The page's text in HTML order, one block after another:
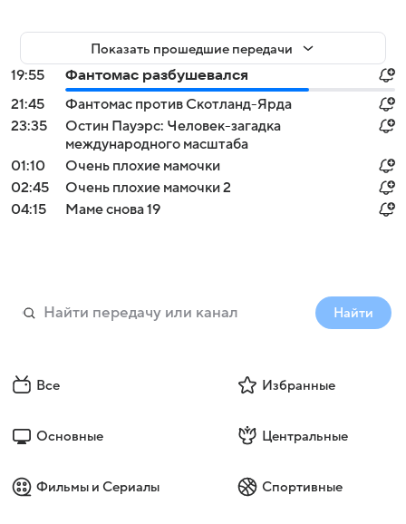
Показать прошедшие передачи
19:55
Фантомас разбушевался
21:45
Фантомас против Скотланд-Ярда
23:35
Остин Пауэрс: Человек-загадка
международного масштаба
01:10
Очень плохие мамочки
02:45
Очень плохие мамочки 2
04:15
Маме снова 19
Найти
Все Избранные
Основные Центральные
Фильмы и Сериалы Спортивные